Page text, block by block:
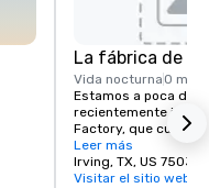
La fábrica de
Vida nocturna 0 mi
Estamos a poca
recientemente
Factory, que cuenta
conciertos,
tiendas minoristas,
y un cine.
Leer más
Irving, TX, US 75039
Visitar el sitio web